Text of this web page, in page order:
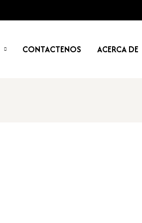
CONTACTENOS ACERCA DE